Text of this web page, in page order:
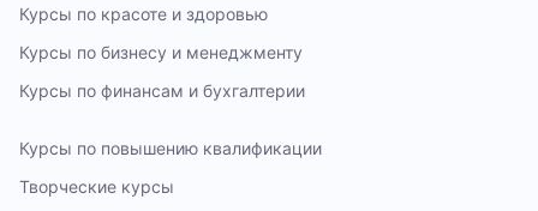
Курсы по красоте и здоровью
Курсы по бизнесу и менеджменту
Курсы по финансам и бухгалтерии
Курсы по повышению квалификации
Творческие курсы